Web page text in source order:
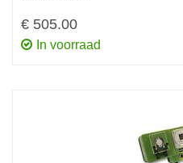
€ 505.00
In voorraad